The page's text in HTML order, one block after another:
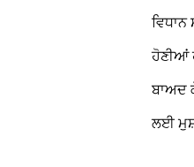
ਹੋਣੀਆਂ
ਬਾਅਦ
ਲਈ